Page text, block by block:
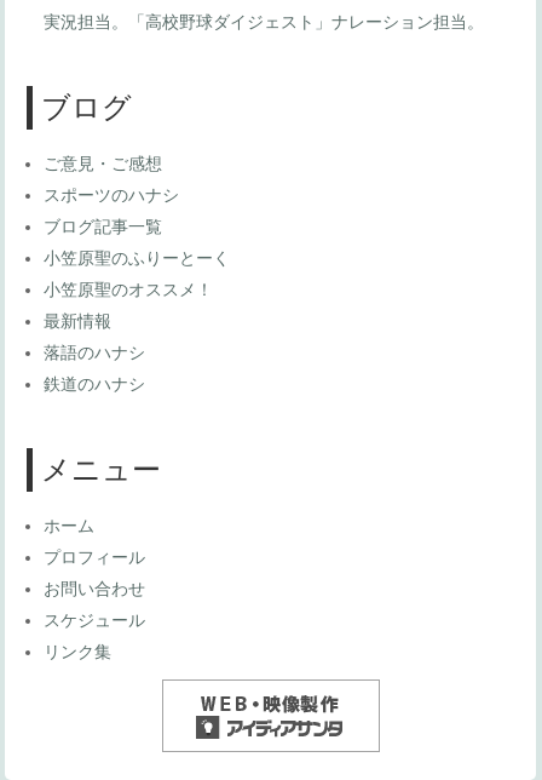
実況担当。「高校野球ダイジェスト」ナレーション担当。
ブログ
ご意見・ご感想
スポーツのハナシ
ブログ記事一覧
小笠原聖のふりーとーく
小笠原聖のオススメ！
最新情報
落語のハナシ
鉄道のハナシ
メニュー
ホーム
プロフィール
お問い合わせ
スケジュール
リンク集